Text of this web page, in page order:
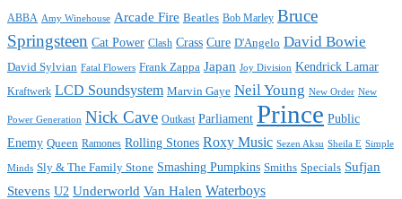
ABBA Amy Winehouse Arcade Fire Beatles Bob Marley Bruce
Springsteen Cat Power Clash Crass Cure D'Angelo David Bowie
David Sylvian Fatal Flowers Frank Zappa Japan Joy Division Kendrick Lamar
Kraftwerk LCD Soundsystem Marvin Gaye Neil Young New Order New
Power Generation Nick Cave Outkast Parliament Prince Public
Enemy Queen Ramones Rolling Stones Roxy Music Sezen Aksu Sheila E Simple
Minds Sly & The Family Stone Smashing Pumpkins Smiths Specials Sufjan
Stevens U2 Underworld Van Halen Waterboys